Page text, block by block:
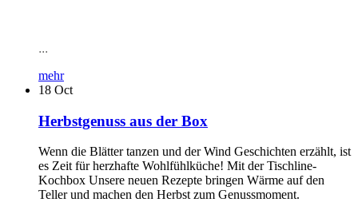
...
mehr
18 Oct
Herbstgenuss aus der Box
Wenn die Blätter tanzen und der Wind Geschichten erzählt, ist
es Zeit für herzhafte Wohlfühlküche! Mit der Tischline-
Kochbox Unsere neuen Rezepte bringen Wärme auf den
Teller und machen den Herbst zum Genussmoment.